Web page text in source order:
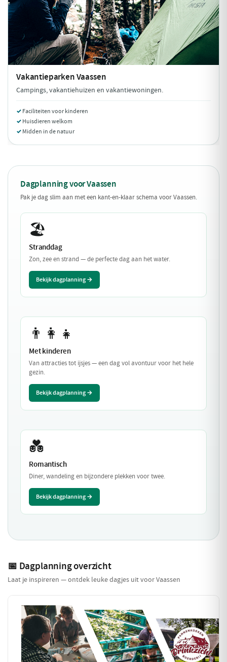
VakantieparkenVaassen
Campings, vakantiehuizen en vakantiewoningen.
Faciliteiten voor kinderen
Huisdieren welkom
Midden in de natuur
Dagplanning voor Vaassen
Pak je dag slim aan met een kant-en-klaar schema voor Vaassen.
🏖️
Stranddag
Zon, zee en strand — de perfecte dag aan het water.
Bekijk dagplanning →
👨‍👩‍👧
Met kinderen
Van attracties tot ijsjes — een dag vol avontuur voor het hele
gezin.
Bekijk dagplanning →
💑
Romantisch
Diner, wandeling en bijzondere plekken voor twee.
Bekijk dagplanning →
📅 Dagplanning overzicht
Laat je inspireren — ontdek leuke dagjes uit voor Vaassen